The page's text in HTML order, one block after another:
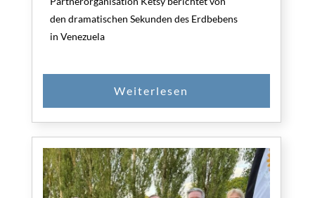
den dramatischen Sekunden des Erdbebens
in Venezuela